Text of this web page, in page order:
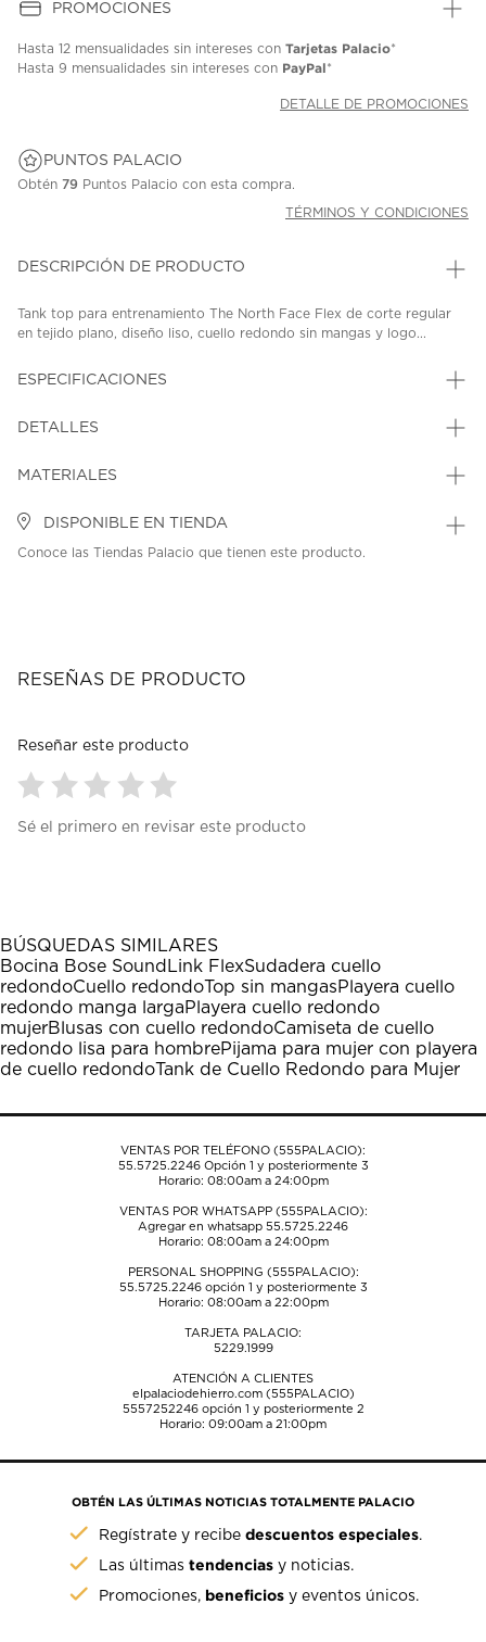
PROMOCIONES
Hasta 12 mensualidades sin intereses con Tarjetas Palacio*
Hasta 9 mensualidades sin intereses con PayPal*
DETALLE DE PROMOCIONES
PUNTOS PALACIO
Obtén 79 Puntos Palacio con esta compra.
TÉRMINOS Y CONDICIONES
DESCRIPCIÓN DE PRODUCTO
Tank top para entrenamiento The North Face Flex de corte regular
en tejido plano, diseño liso, cuello redondo sin mangas y logo...
ESPECIFICACIONES
DETALLES
MATERIALES
DISPONIBLE EN TIENDA
Conoce las Tiendas Palacio que tienen este producto.
RESEÑAS DE PRODUCTO
Reseñar este producto
para
1
estrella
Esta
acción
abrirá
el
formulario
de
para
estrellas.
Esta
acción
abrirá
el
formulario
de
para
estrellas.
Esta
acción
abrirá
el
formulario
de
para
estrellas.
Esta
acción
abrirá
el
formulario
de
para
estrellas.
Esta
acción
abrirá
el
formulario
de
Sé el primero en revisar este producto
BÚSQUEDAS SIMILARES
Bocina Bose SoundLink FlexSudadera cuello
redondoCuello redondoTop sin mangasPlayera cuello
redondo manga largaPlayera cuello redondo
mujerBlusas con cuello redondoCamiseta de cuello
redondo lisa para hombrePijama para mujer con playera
de cuello redondoTank de Cuello Redondo para Mujer
VENTAS POR TELÉFONO (555PALACIO):
55.5725.2246Opción 1 y posteriormente 3
Horario: 08:00am a 24:00pm
VENTAS POR WHATSAPP (555PALACIO):
Agregar en whatsapp 55.5725.2246
Horario: 08:00am a 24:00pm
PERSONAL SHOPPING (555PALACIO):
55.5725.2246opción 1 y posteriormente 3
Horario: 08:00am a 22:00pm
TARJETA PALACIO:
5229.1999
ATENCIÓN A CLIENTES
elpalaciodehierro.com (555PALACIO)
5557252246opción 1 y posteriormente 2
Horario: 09:00am a 21:00pm
OBTÉN LAS ÚLTIMAS NOTICIAS TOTALMENTE PALACIO
Regístrate y recibedescuentos especiales.
Las últimastendencias y noticias.
Promociones, beneficios y eventos únicos.